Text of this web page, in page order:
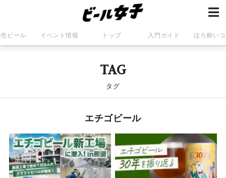
ビール イベント情報 トップ 入門ガイド ほろ酔い
TAG
タグ
エチゴビール